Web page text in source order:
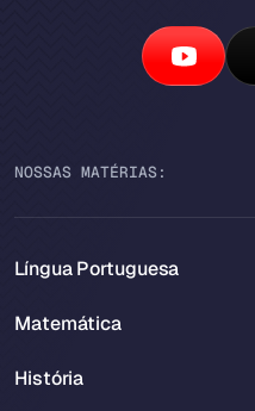
NOSSAS MATÉRIAS:
Língua Portuguesa
Matemática
História